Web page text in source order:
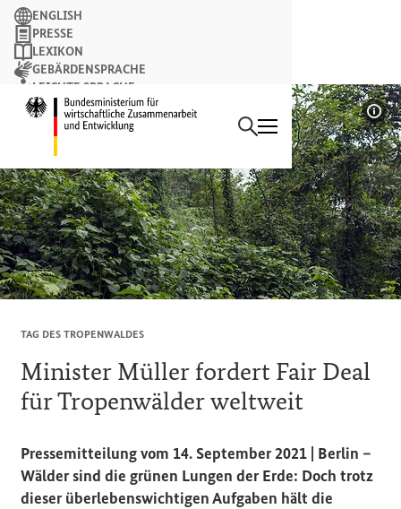
Startseite des
Suchbegriff
Suchen
ENGLISH
PRESSE
LEXIKON
GEBÄRDENSPRACHE
LEICHTE SPRACHE
NEWSLETTER
TAG DES TROPENWALDES
Minister Müller fordert Fair Deal
für Tropenwälder weltweit
Pressemitteilung vom 14. September 2021 | Berlin –
Wälder sind die grünen Lungen der Erde: Doch trotz
dieser überlebenswichtigen Aufgaben hält die